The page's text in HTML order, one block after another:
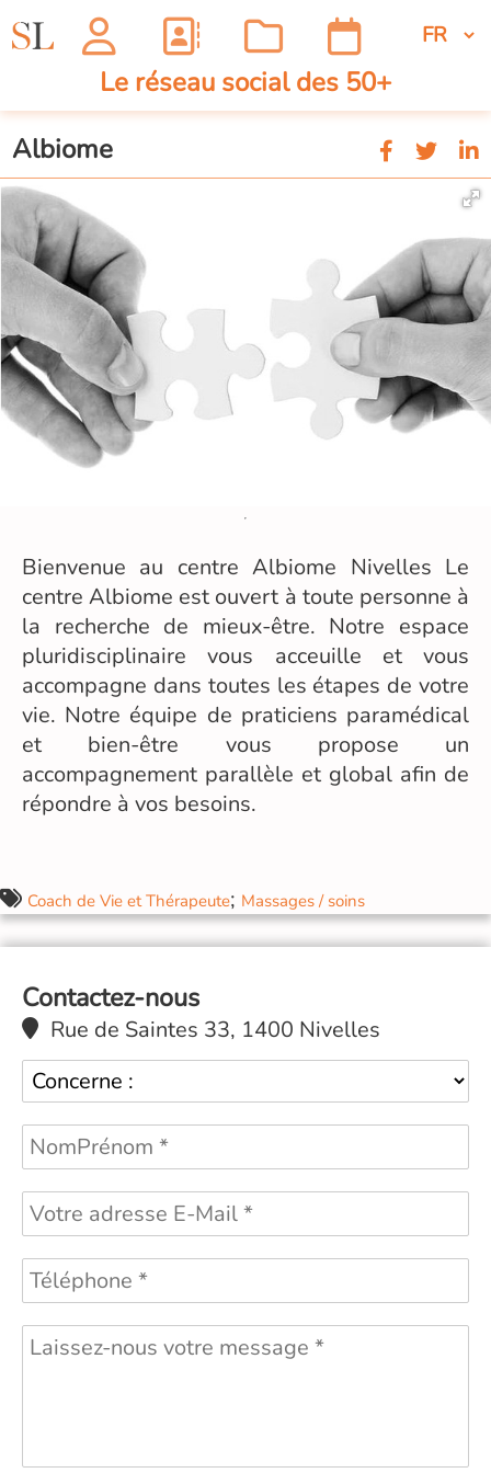
Le réseau social des 50+
Albiome
Bienvenue au centre Albiome Nivelles Le
centre Albiome est ouvert à toute personne à
la recherche de mieux-être. Notre espace
pluridisciplinaire vous acceuille et vous
accompagne dans toutes les étapes de votre
vie. Notre équipe de praticiens paramédical
et bien-être vous propose un
accompagnement parallèle et global afin de
répondre à vos besoins.
Coach de Vie et Thérapeute; Massages / soins
Contactez-nous
Rue de Saintes 33, 1400 Nivelles